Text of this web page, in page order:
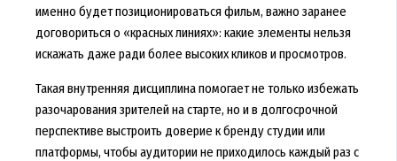
именно будет позиционироваться фильм, важно заранее
договориться о «красных линиях»: какие элементы нельзя
искажать даже ради более высоких кликов и просмотров.
Такая внутренняя дисциплина помогает не только избежать
разочарования зрителей на старте, но и в долгосрочной
перспективе выстроить доверие к бренду студии или
платформы, чтобы аудитории не приходилось каждый раз с